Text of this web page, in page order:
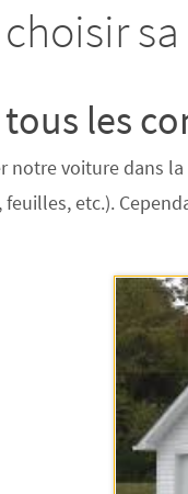
sa
les
notre voiture dans
etc.).